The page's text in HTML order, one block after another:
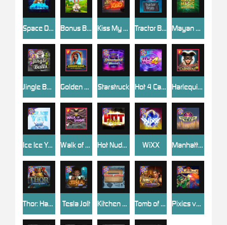
Manhattan Goes Wild
Kiss My Chainsaw Tractor Beam
Hot Nudge
Space Donkey
Starstruck
Tomb of Nefertiti
Golden Genie And The Walking Wilds
Tesla Jolt
Mayan Magic Wildfire
WiXX
Bonus Bunnies
Hot 4 Cash
Jingle Balls Harlequin Carnival
Walk of Shame
Kitchen Drama: Sushi Mania Pixies vs Pirates
Thor: Hammer Time
Ice Ice Yeti